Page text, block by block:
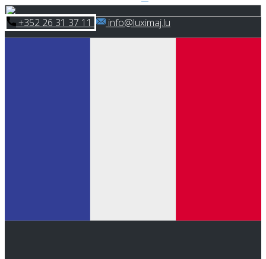
Skip
to
content
​+352 26 31 37 11 ​info@luximaj.lu